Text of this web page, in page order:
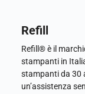
Refill
Refill® è il
stampanti in
stampanti da 30
un’assistenza